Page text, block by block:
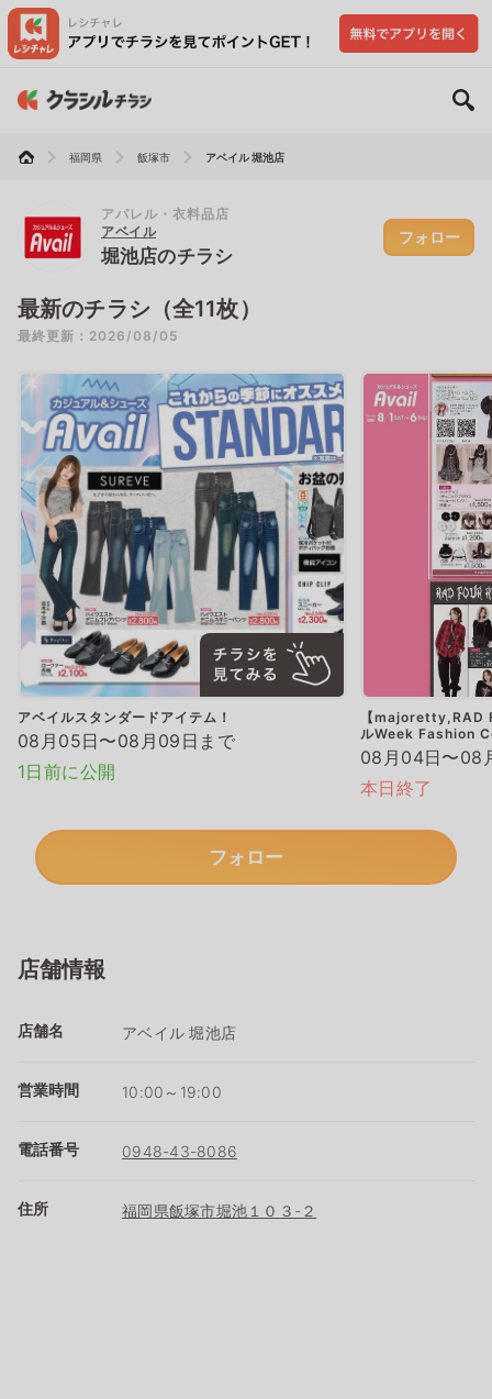
福岡県 飯塚市 アベイル 堀池店
アパレル・衣料品店
アベイル
堀池店のチラシ
フォロー
最新のチラシ（全11枚）
最終更新：2026/08/05
アベイルスタンダードアイテム！
08月05日〜08月09日まで
1日前に公開
【majoretty,RAD
ルWeek Fashion
08月04日〜08
本日終了
フォロー
店舗情報
店舗名 アベイル 堀池店
営業時間 10:00～19:00
電話番号 0948-43-8086
住所 福岡県飯塚市堀池１０３-２